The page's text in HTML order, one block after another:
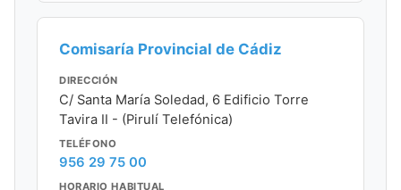
Comisaría Provincial de Cádiz
DIRECCIÓN
C/ Santa María Soledad, 6 Edificio Torre
Tavira II - (Pirulí Telefónica)
TELÉFONO
956 29 75 00
HORARIO HABITUAL